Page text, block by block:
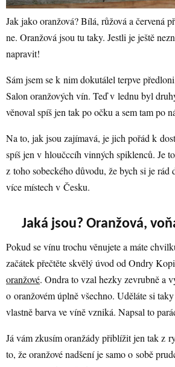
Jak jako oranžová? Bílá, růžová a červená
ne. Oranžová jsou tu taky. Jestli je ještě
napravit!
Sám jsem se k nim dokutálel terpve
Salon oranžových vín. Teď v lednu byl
věnoval spíš jen tak po očku a sem tam po
Na to, jak jsou zajímavá, je jich pořád k
spíš jen v hloučccíh vinných spiklenců. Je
z toho sobeckého důvodu, že bych si je rád
více místech v Česku.
Jaká jsou? Oranžová,
Pokud se vínu trochu věnujete a máte
začátek přečtěte skvělý úvod od Ondry
oranžové. Ondra to vzal hezky zevrubně a
o oranžovém úplně všechno. Uděláte si
vlastně barva ve víně vzniká. Napsal to
Já vám zkusím oranžády přiblížit jen tak z
to, že oranžové nadšení je samo o sobě